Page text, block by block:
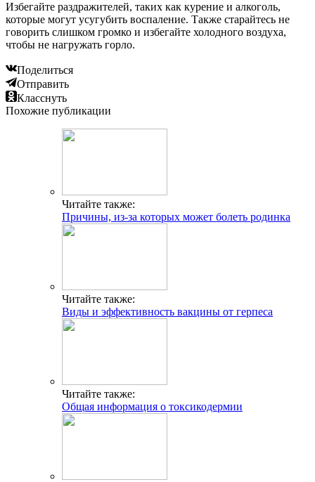
Избегайте раздражителей, таких как курение и алкоголь,
которые могут усугубить воспаление. Также старайтесь не
говорить слишком громко и избегайте холодного воздуха,
чтобы не нагружать горло.
Поделиться
Отправить
Класснуть
Похожие публикации
Читайте также:
Причины, из-за которых может болеть родинка
Читайте также:
Виды и эффективность вакцины от герпеса
Читайте также:
Общая информация о токсикодермии